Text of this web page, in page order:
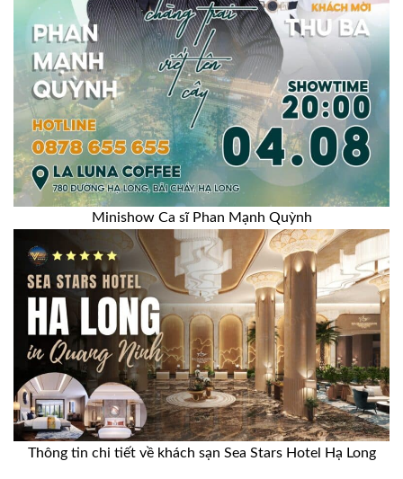
Minishow Ca sĩ Phan Mạnh Quỳnh
Thông tin chi tiết về khách sạn Sea Stars Hotel Hạ Long